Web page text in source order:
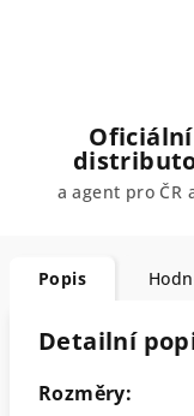
Oficiální
a agent pro ČR
Popis
Detailní
Rozměry: